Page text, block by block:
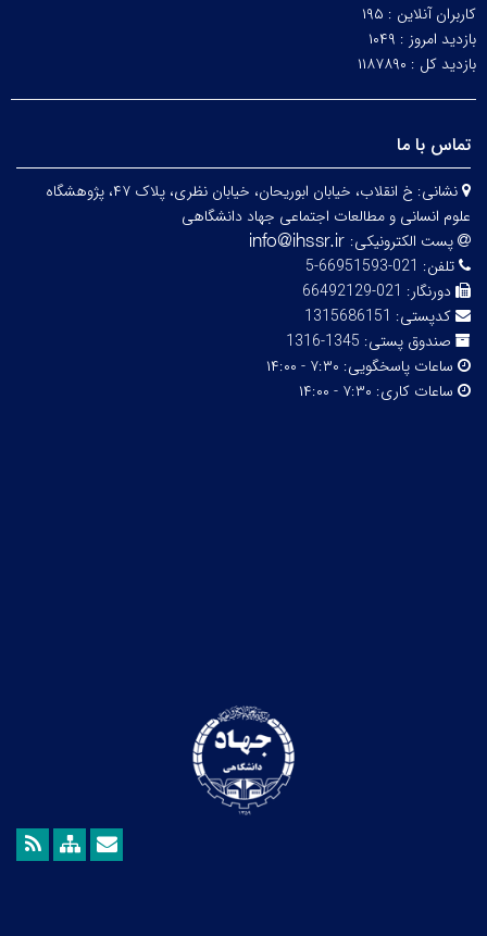
کاربران آنلاین : ۱۹۵
بازدید امروز : ۱۰۴۹
بازدید کل : ۱۱۸۷۸۹۰
تماس با ما
نشانی:
خ انقلاب، خیابان ابوریحان، خیابان نظری، پلاک ۴۷، پژوهشگاه
علوم انسانی و مطالعات اجتماعی جهاد دانشگاهی
پست الکترونیکی:
تلفن: 021-66951593-5
دورنگار: 021-66492129
کدپستی: 1315686151
صندوق پستی: 1345-1316
ساعات پاسخگویی: ۷:۳۰ - ۱۴:۰۰
ساعات کاری: ۷:۳۰ - ۱۴:۰۰